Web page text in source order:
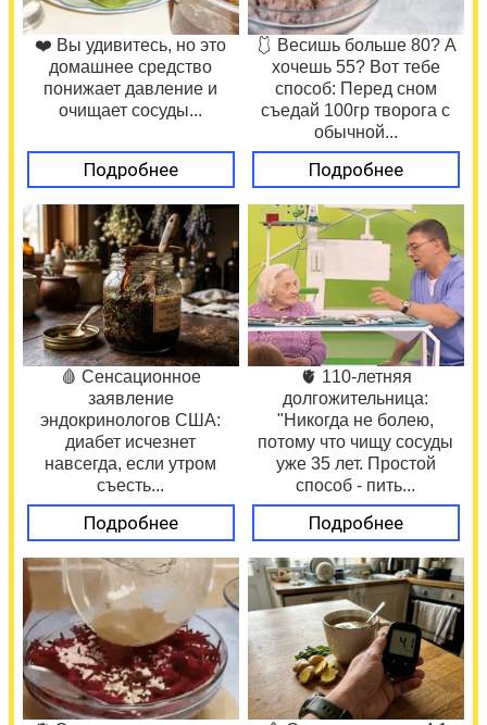
❤️ Вы удивитесь, но это
домашнее средство
понижает давление и
очищает сосуды...
Подробнее
🩱 Весишь больше 80? А
хочешь 55? Вот тебе
способ: Перед сном
съедай 100гр творога с
обычной...
Подробнее
🩸 Сенсационное
заявление
эндокринологов США:
диабет исчезнет
навсегда, если утром
съесть...
Подробнее
🫀 110-летняя
долгожительница:
"Никогда не болею,
потому что чищу сосуды
уже 35 лет. Простой
способ - пить...
Подробнее